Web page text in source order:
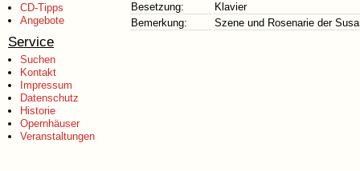
CD-Tipps
Angebote
Service
Suchen
Kontakt
Impressum
Datenschutz
Historie
Opernhäuser
Veranstaltungen
Besetzung:
Klavier
Bemerkung:
Szene und Rosenarie der